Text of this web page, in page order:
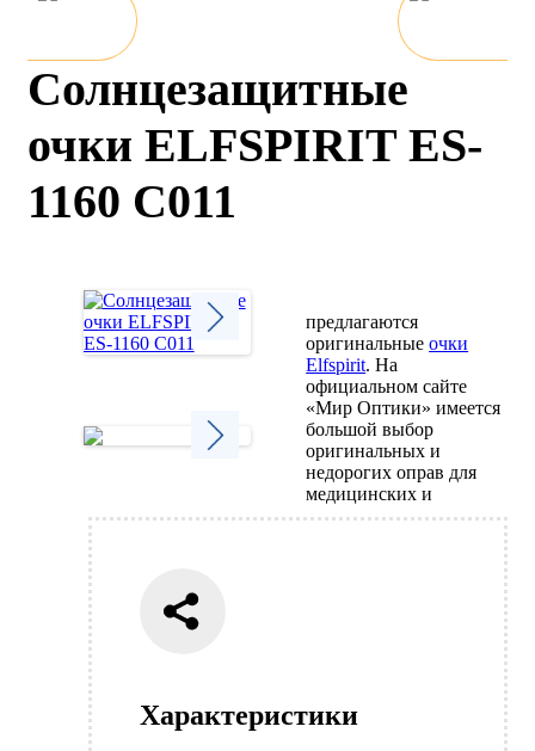
Солнцезащитные
очки ELFSPIRIT ES-
1160 C011
Характеристики
предлагаются
оригинальныеочки
Elfspirit. На
официальном сайте
«Мир Оптики» имеется
большой выбор
оригинальных и
недорогих оправ для
медицинских и